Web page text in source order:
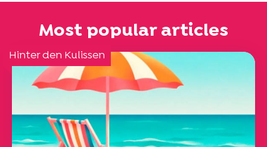
Most popular articles
Hinter den Kulissen